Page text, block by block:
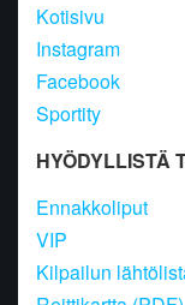
Kotisivu
Instagram
Facebook
Sportity
HYÖDYLLISTÄ
Ennakkoliput
VIP
Kilpailun